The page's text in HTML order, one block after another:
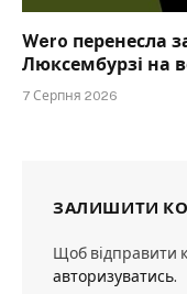
Wero перенесла
Люксембурзі на
7 Серпня 2026
ЗАЛИШИТИ
Щоб відправити
авторизуватись.